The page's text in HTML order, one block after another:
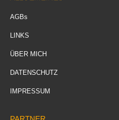
AGBs
LINKS
ÜBER MICH
DATENSCHUTZ
IMPRESSUM